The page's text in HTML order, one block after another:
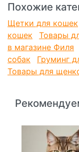
Похожие
Щетки для кошек
кошек
Товары
в магазине Филя
собак
Груминг
Товары для